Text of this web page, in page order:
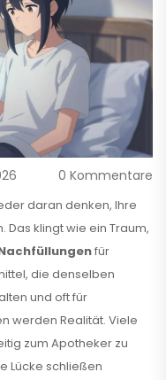
0 Kommentare
daran denken, Ihre
klingt wie ein Traum,
für
die denselben
und oft für
werden Realität. Viele
zum Apotheker zu
Lücke schließen